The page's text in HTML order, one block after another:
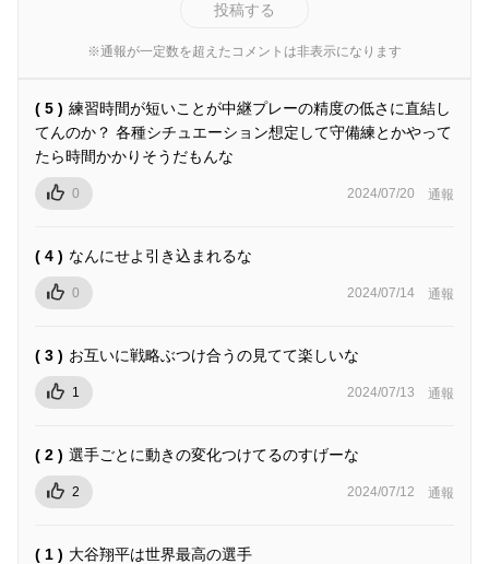
投稿する
※通報が一定数を超えたコメントは非表示になります
( 5 ) 練習時間が短いことが中継プレーの精度の低さに直結し
てんのか？ 各種シチュエーション想定して守備練とかやって
たら時間かかりそうだもんな
0 2024/07/20 通報
( 4 ) なんにせよ引き込まれるな
0 2024/07/14 通報
( 3 ) お互いに戦略ぶつけ合うの見てて楽しいな
1 2024/07/13 通報
( 2 ) 選手ごとに動きの変化つけてるのすげーな
2 2024/07/12 通報
( 1 ) 大谷翔平は世界最高の選手